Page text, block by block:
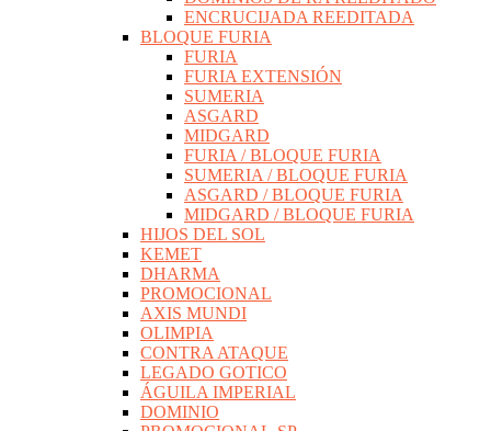
ENCRUCIJADA REEDITADA
BLOQUE FURIA
FURIA
FURIA EXTENSIÓN
SUMERIA
ASGARD
MIDGARD
FURIA / BLOQUE FURIA
SUMERIA / BLOQUE FURIA
ASGARD / BLOQUE FURIA
MIDGARD / BLOQUE FURIA
HIJOS DEL SOL
KEMET
DHARMA
PROMOCIONAL
AXIS MUNDI
OLIMPIA
CONTRA ATAQUE
LEGADO GOTICO
ÁGUILA IMPERIAL
DOMINIO